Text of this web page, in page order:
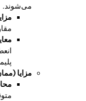
می‌شوند.
مزایا